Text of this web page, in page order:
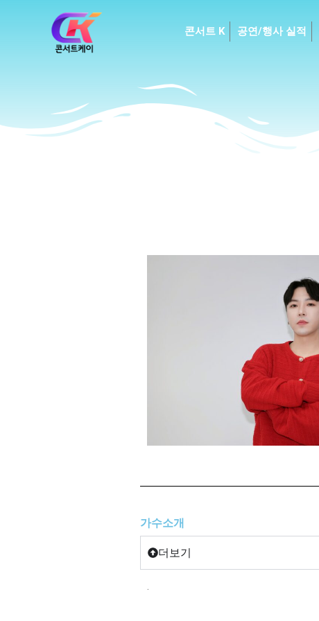
콘서트 K 공연/행사 실적
가수소개
더보기
.